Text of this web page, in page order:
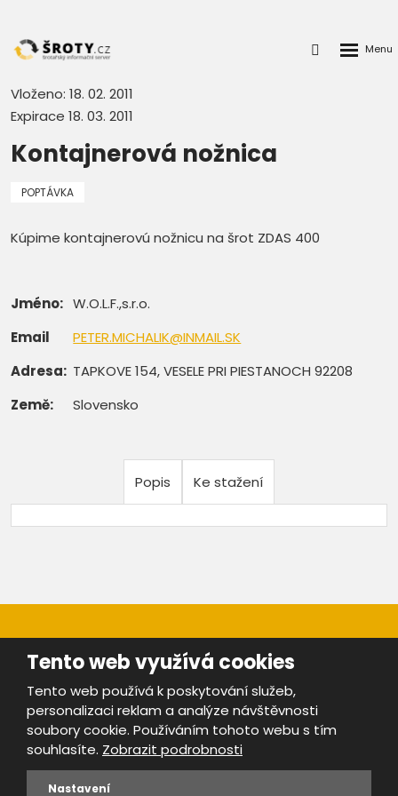
Přihlášení
Vloženo: 18. 02. 2011
Expirace 18. 03. 2011
Kontajnerová nožnica
POPTÁVKA
Kúpime kontajnerovú nožnicu na šrot ZDAS 400
Jméno: W.O.L.F.,s.r.o.
Email
PETER.MICHALIK@INMAIL.SK
Adresa: TAPKOVE 154, VESELE PRI PIESTANOCH 92208
Země:
Slovensko
Popis Ke stažení
Provozovatel portálu ŠROTY.cz je
Mapa stránek |Bezpečnost a ochrana osobních údajů
Podmínky použití
Tento web využívá cookies
Tento web používá k poskytování služeb,
personalizaci reklam a analýze návštěvnosti
soubory cookie. Používáním tohoto webu s tím
souhlasíte. Zobrazit podrobnosti
Nastavení